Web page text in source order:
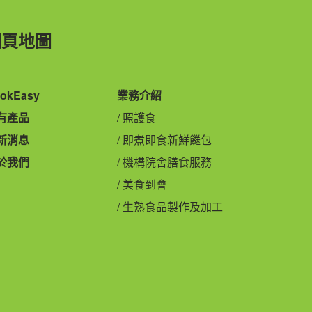
地圖
產品
消息
我們
業務介紹
照護食
即煮即食新鮮餸包
機構院舍膳食服務
美食到會
生熟食品製作及加工